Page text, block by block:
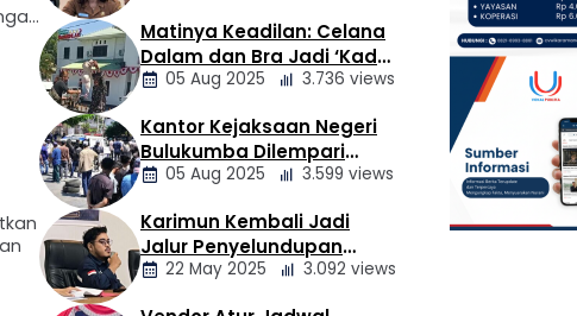
Berita
Daerah
Berita
Daerah
Matinya Keadilan: Celana
Dalam dan Bra Jadi ‘Kado’
untuk Kajari Bulukumba
05 Aug 2025 3.736 views
Berita
Daerah
Kantor Kejaksaan Negeri
Bulukumba Dilempari
Telur dan Kotoran Sapi,
Lakalantas Tuntut
Keadilan
05 Aug 2025 3.599 views
Karimun Kembali Jadi
Jalur Penyelundupan
Narkoba, Mahasiswa
22 May 2025 3.092 views